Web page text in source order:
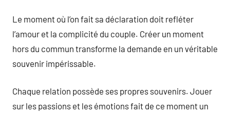
Le moment où l’on fait sa déclaration doit refléter
l’amour et la complicité du couple. Créer un moment
hors du commun transforme la demande en un véritable
souvenir impérissable.
Chaque relation possède ses propres souvenirs. Jouer
sur les passions et les émotions fait de ce moment un